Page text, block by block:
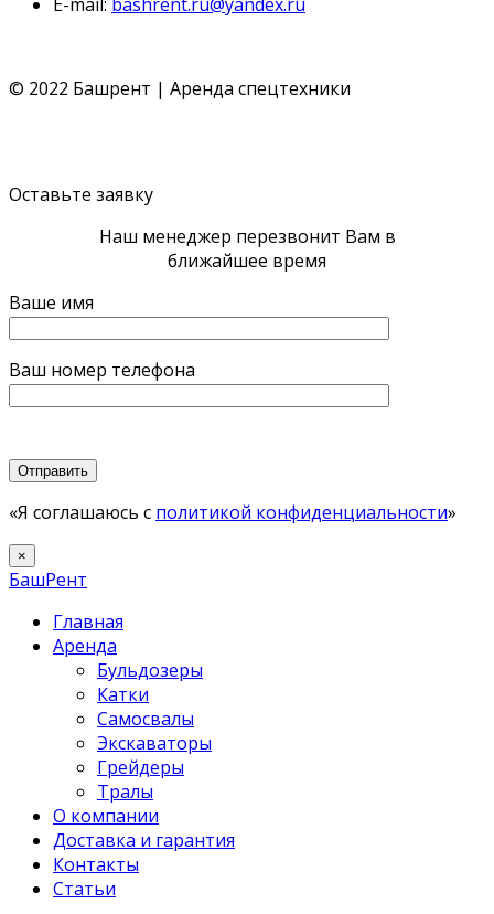
© 2022 Башрент | Аренда спецтехники
Оставьте заявку
Наш менеджер перезвонит Вам в
ближайшее время
Ваше имя
Ваш номер телефона
«Я соглашаюсь с политикой конфиденциальности»
×
БашРент
Главная
Аренда
Бульдозеры
Катки
Самосвалы
Экскаваторы
Грейдеры
Тралы
О компании
Доставка и гарантия
Контакты
Статьи